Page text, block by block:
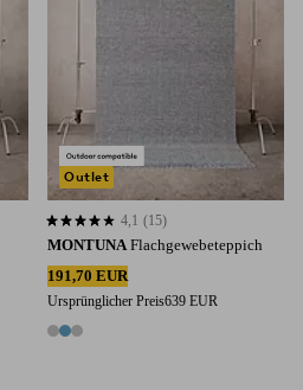
MONTUNA Flachgewebeteppich
191,70 EUR
Ursprünglicher Preis639 EUR
3 Farben
4,1 basierend auf 15 Bewertungen
4,1 (15)
Outlet